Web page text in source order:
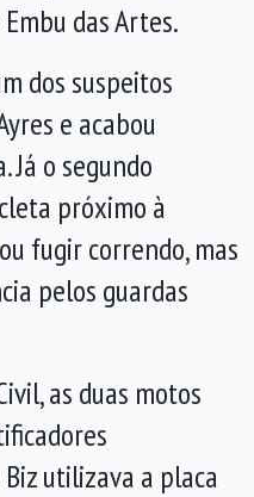
das Artes.
dos suspeitos
e acabou
o segundo
próximo à
fugir correndo, mas
pelos guardas
as duas motos
utilizava a placa